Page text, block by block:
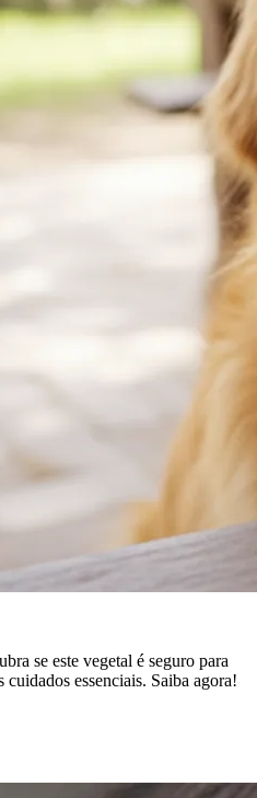
se este vegetal é seguro para
essenciais. Saiba agora!